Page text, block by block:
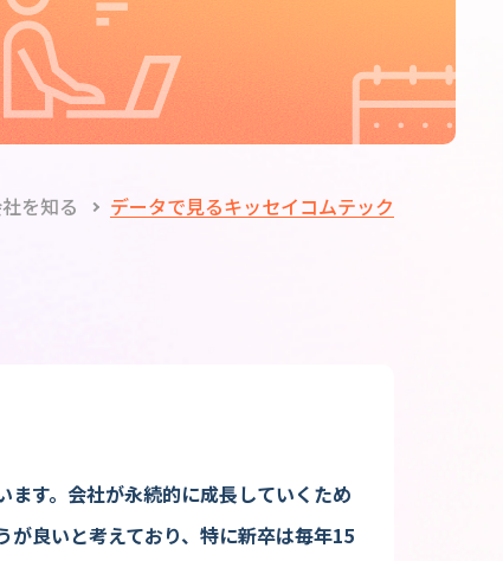
を知る データで見るキッセイコムテック
ます。会社が永続的に成長していくため
が良いと考えており、特に新卒は毎年15